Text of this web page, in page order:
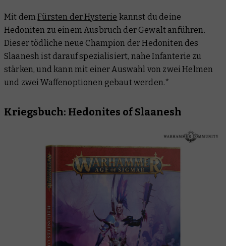
Mit demFürsten der Hysterie kannst du deine
Hedoniten zu einem Ausbruch der Gewalt anführen.
Dieser tödliche neue Champion der Hedoniten des
Slaanesh ist darauf spezialisiert, nahe Infanterie zu
stärken, und kann mit einer Auswahl von zwei Helmen
und zwei Waffenoptionen gebaut werden.*
Kriegsbuch: Hedonites of Slaanesh